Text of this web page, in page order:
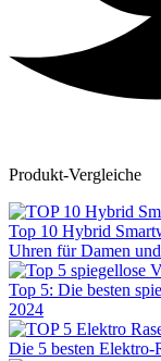
Produkt-Vergleiche
Top 10 Hybrid
Uhren für Damen
Top 5: Die besten
2024
Die 5 besten Elektro-